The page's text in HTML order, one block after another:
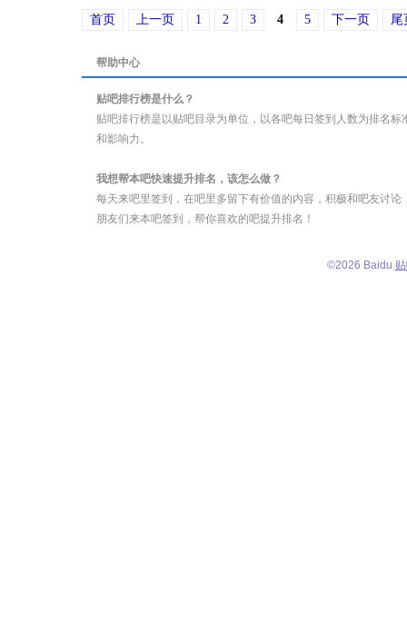
首页 上一页 1 2 3 4 5 下一页 尾
帮助中心
贴吧排行榜是什么？
贴吧排行榜是以贴吧目录为单位，以各吧每日签到人数为排名
和影响力。
我想帮本吧快速提升排名，该怎么做？
每天来吧里签到，在吧里多留下有价值的内容，积极和吧友讨
朋友们来本吧签到，帮你喜欢的吧提升排名！
©2026 Baidu